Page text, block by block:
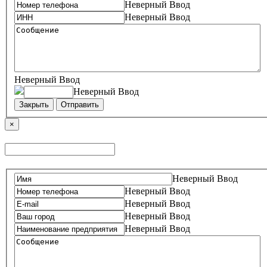
Неверный Ввод
Неверный Ввод
Неверный Ввод
Неверный Ввод
Закрыть Отправить
×
Неверный Ввод
Неверный Ввод
Неверный Ввод
Неверный Ввод
Неверный Ввод